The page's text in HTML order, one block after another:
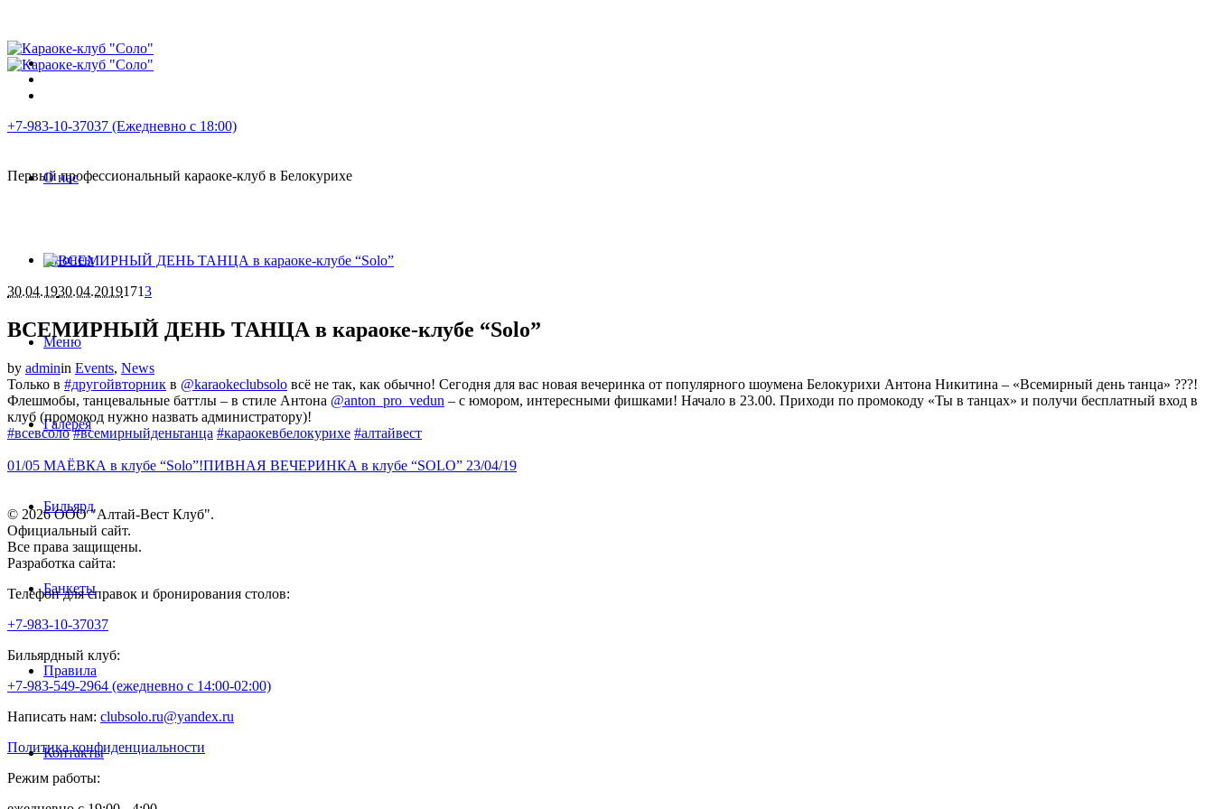
+7-983-10-37037 (Ежедневно с 18:00)
Первый профессиональный караоке-клуб в Белокурихе
О нас
Анонсы
Меню
Галерея
Бильярд
Банкеты
Правила
Контакты
30.04.1930.04.20191713
ВСЕМИРНЫЙ ДЕНЬ ТАНЦА в караоке-клубе “Solo”
by adminin Events, News
Только в #другойвторник в @karaokeclubsolo всё не так, как обычно! Сегодня для вас новая вечеринка от популярного шоумена Белокурихи Антона Никитина – «Всемирный день танца» ???!
Флешмобы, танцевальные баттлы – в стиле Антона @anton_pro_vedun – с юмором, интересными фишками! Начало в 23.00. Приходи по промокоду «Ты в танцах» и получи бесплатный вход в
клуб (промокод нужно назвать администратору)!
#всевсоло #всемирныйденьтанца #караокевбелокурихе #алтайвест
01/05 МАЁВКА в клубе “Solo”!ПИВНАЯ ВЕЧЕРИНКА в клубе “SOLO” 23/04/19
© 2026 ООО "Алтай-Вест Клуб".
Официальный сайт.
Все права защищены.
Разработка сайта:
Телефон для справок и бронирования столов:
+7-983-10-37037
Бильярдный клуб:
+7-983-549-2964 (ежедневно c 14:00-02:00)
Написать нам: clubsolo.ru@yandex.ru
Политика конфиденциальности
Режим работы: